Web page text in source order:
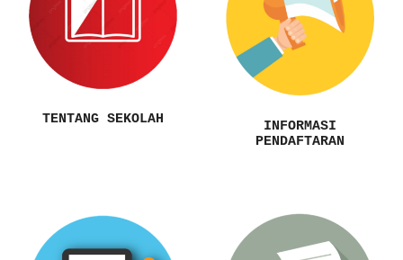
TENTANG SEKOLAH
INFORMASI
PENDAFTARAN